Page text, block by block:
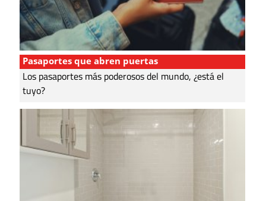
Pasaportes que abren puertas
Los pasaportes más poderosos del mundo, ¿está el
tuyo?